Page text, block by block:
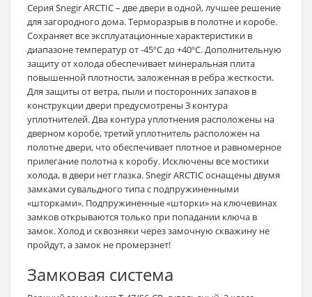
Серия Snegir ARCTIC – две двери в одной, лучшее решение
для загородного дома. Терморазрыв в полотне и коробе.
Сохраняет все эксплуатационные характеристики в
диапазоне температур от -45ºС до +40ºС. Дополнительную
защиту от холода обеспечивает минеральная плита
повышенной плотности, заложенная в ребра жесткости.
Для защиты от ветра, пыли и посторонних запахов в
конструкции двери предусмотрены 3 контура
уплотнителей. Два контура уплотнения расположены на
дверном коробе, третий уплотнитель расположен на
полотне двери, что обеспечивает плотное и равномерное
прилегание полотна к коробу. Исключены все мостики
холода, в двери нет глазка. Snegir ARCTIC оснащены двумя
замками сувальдного типа с подпружиненными
«шторками». Подпружиненные «шторки» на ключевинах
замков открываются только при попадании ключа в
замок. Холод и сквозняки через замочную скважину не
пройдут, а замок не промерзнет!
Замковая система